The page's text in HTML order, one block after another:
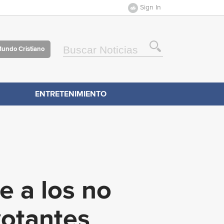
Sign In
Cristiano
ENTRETENIMIENTO
a los no